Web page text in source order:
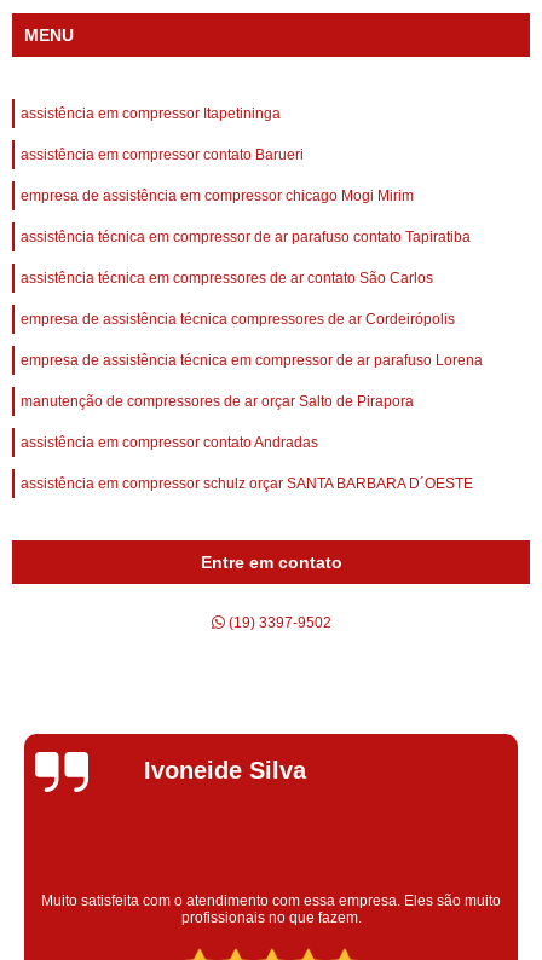
MENU
assistência em compressor Itapetininga
assistência em compressor contato Barueri
empresa de assistência em compressor chicago Mogi Mirim
assistência técnica em compressor de ar parafuso contato Tapiratiba
assistência técnica em compressores de ar contato São Carlos
empresa de assistência técnica compressores de ar Cordeirópolis
empresa de assistência técnica em compressor de ar parafuso Lorena
manutenção de compressores de ar orçar Salto de Pirapora
assistência em compressor contato Andradas
assistência em compressor schulz orçar SANTA BARBARA D´OESTE
Entre em contato
(19) 3397-9502
Silvana Alves
Super satisfeita com o serviço prestado, atendimento muito bom!
colaoradores educado e transparente, destaque para o colaborador
Claudinei excelente profissional!